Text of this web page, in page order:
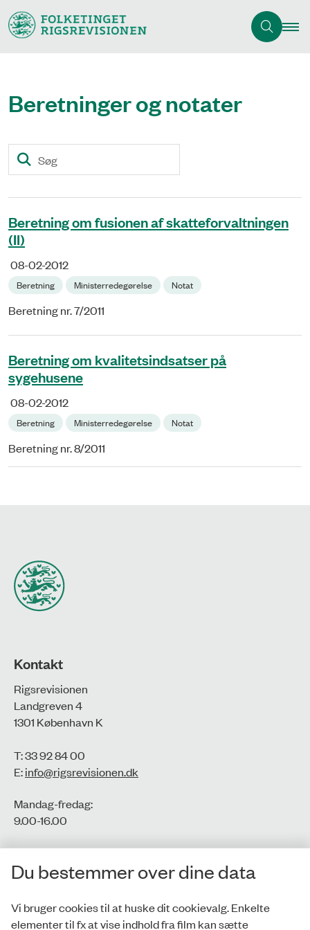
Beretninger og notater
Beretning om fusionen af skatteforvaltningen
(II)
08-02-2012
Beretning Ministerredegørelse Notat
Beretning nr. 7/2011
Beretning om kvalitetsindsatser på
sygehusene
08-02-2012
Beretning Ministerredegørelse Notat
Beretning nr. 8/2011
Kontakt
Rigsrevisionen
Landgreven 4
1301 København K
T: 33 92 84 00
E:info@rigsrevisionen.dk
Mandag-fredag:
9.00-16.00​
CVR-nr.: 77806113
EAN-nr.: 5798000016002
Du bestemmer over dine data
Vi bruger cookies til at huske dit cookievalg. Enkelte
elementer til fx at vise indhold fra film kan sætte